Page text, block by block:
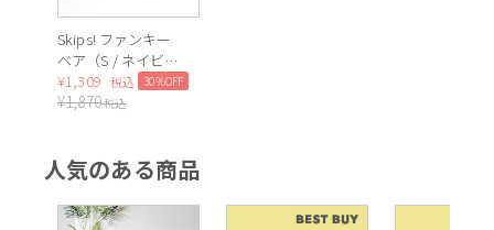
Skips! ファンキー
ベア（S / ネイビ
ー）
¥1,309 税込 30%OFF
¥1,870税込
人気のある商品